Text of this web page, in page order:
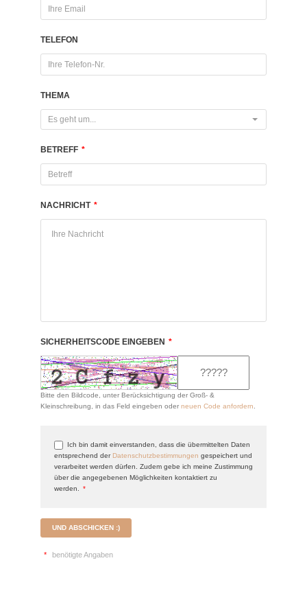
TELEFON
THEMA
Es geht um...
BETREFF *
NACHRICHT *
SICHERHEITSCODE EINGEBEN *
Bitte den Bildcode, unter Berücksichtigung der Groß- &
Kleinschreibung, in das Feld eingeben oder neuen Code anfordern
Ich bin damit einverstanden, dass die übermittelten Daten
entsprechend der Datenschutzbestimmungen gespeichert und
verarbeitet werden dürfen. Zudem gebe ich meine Zustimmung
über die angegebenen Möglichkeiten kontaktiert zu
werden.
*
UND ABSCHICKEN :)
* benötigte Angaben